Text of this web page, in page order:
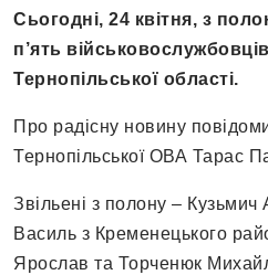
Сьогодні, 24 квітня, з
п’ять
Тернопільської області.
Про радісну новину
Тернопільської ОВА Тарас
Звільені з полону – Кузьмич
Василь з Кременецького
Ярослав та Торченюк